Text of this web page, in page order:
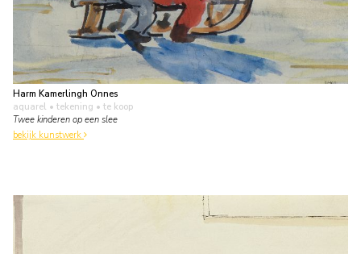
Harm Kamerlingh Onnes
aquarel • tekening • te koop
Twee kinderen op een slee
bekijk kunstwerk